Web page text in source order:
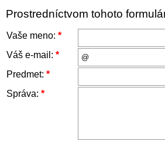
Prostredníctvom tohoto
Vaše meno: *
Váš e-mail: *
Predmet: *
Správa: *